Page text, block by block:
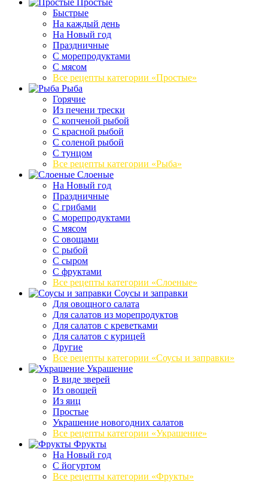
Быстрые
На каждый день
На Новый год
Праздничные
С морепродуктами
С мясом
Все рецепты категории «Простые»
Рыба
Горячие
Из печени трески
С копченой рыбой
С красной рыбой
С соленой рыбой
С тунцом
Все рецепты категории «Рыба»
Слоеные
На Новый год
Праздничные
С грибами
С морепродуктами
С мясом
С овощами
С рыбой
С сыром
С фруктами
Все рецепты категории «Слоеные»
Соусы и заправки
Для овощного салата
Для салатов из морепродуктов
Для салатов с креветками
Для салатов с курицей
Другие
Все рецепты категории «Соусы и заправки»
Украшение
В виде зверей
Из овощей
Из яиц
Простые
Украшение новогодних салатов
Все рецепты категории «Украшение»
Фрукты
На Новый год
С йогуртом
Все рецепты категории «Фрукты»